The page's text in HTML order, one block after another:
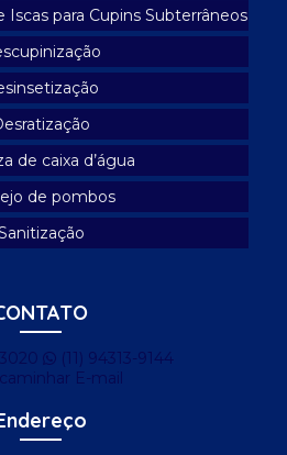
prédio
d'água
d'água
condicionado
para Cupins Subterrâneos
de caixa d’água
de pombos
(11) 94313-9144
E-mail